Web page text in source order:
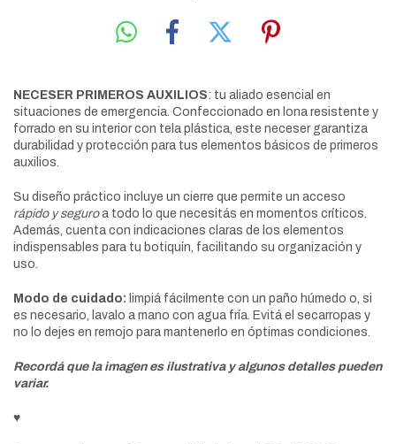
NECESER PRIMEROS AUXILIOS: tu aliado esencial en
situaciones de emergencia. Confeccionado en lona resistente y
forrado en su interior con tela plástica, este neceser garantiza
durabilidad y protección para tus elementos básicos de primeros
auxilios.
Su diseño práctico incluye un cierre que permite un acceso
rápido y seguroa todo lo que necesitás en momentos críticos.
Además, cuenta con indicaciones claras de los elementos
indispensables para tu botiquín, facilitando su organización y
uso.
Modo de cuidado: limpiá fácilmente con un paño húmedo o, si
es necesario, lavalo a mano con agua fría. Evitá el secarropas y
no lo dejes en remojo para mantenerlo en óptimas condiciones.
Recordá que la imagen es ilustrativa y algunos detalles pueden
variar.
♥